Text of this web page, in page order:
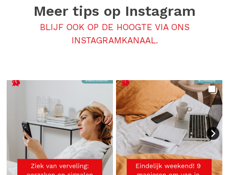
Meer tips op Instagram
BLIJF OOK OP DE HOOGTE VIA ONS
INSTAGRAMKANAAL.